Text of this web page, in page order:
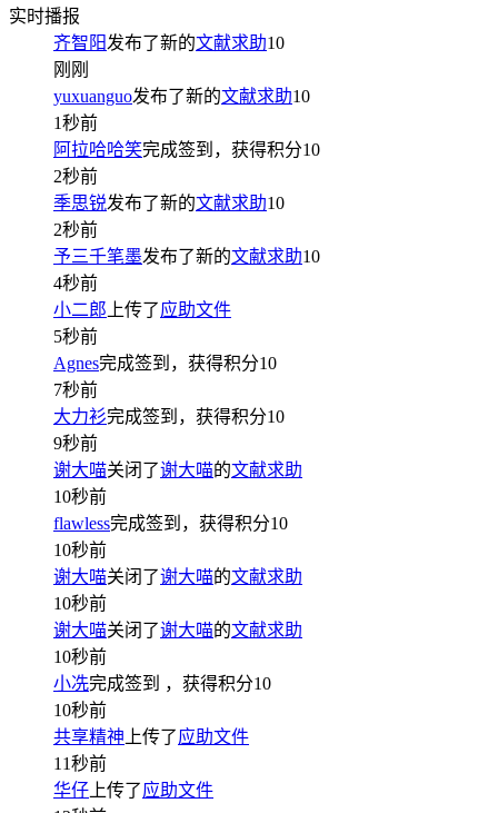
实时播报
齐智阳发布了新的文献求助10
刚刚
yuxuanguo发布了新的文献求助10
1秒前
阿拉哈哈笑完成签到，获得积分10
2秒前
季思锐发布了新的文献求助10
2秒前
予三千笔墨发布了新的文献求助10
4秒前
小二郎 上传了应助文件
5秒前
Agnes完成签到，获得积分10
7秒前
大力衫完成签到，获得积分10
9秒前
谢大喵关闭了谢大喵的文献求助
10秒前
flawless完成签到，获得积分10
10秒前
谢大喵关闭了谢大喵的文献求助
10秒前
谢大喵关闭了谢大喵的文献求助
10秒前
小冼完成签到 ，获得积分10
10秒前
共享精神 上传了应助文件
11秒前
华仔 上传了应助文件